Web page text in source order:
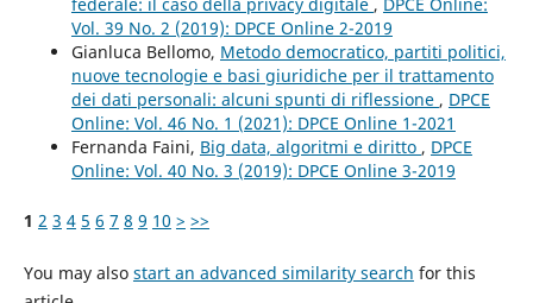
Vol. 39 No. 2 (2019): DPCE Online 2-2019
Gianluca Bellomo, Metodo democratico, partiti politici,
nuove tecnologie e basi giuridiche per il trattamento
dei dati personali: alcuni spunti di riflessione , DPCE
Online: Vol. 46 No. 1 (2021): DPCE Online 1-2021
Fernanda Faini, Big data, algoritmi e diritto , DPCE
Online: Vol. 40 No. 3 (2019): DPCE Online 3-2019
1 2 3 4 5 6 7 8 9 10 > >>
You may also start an advanced similarity search for this